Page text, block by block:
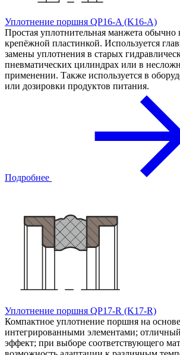
Уплотнение поршня QP16-A (K16-A)
Простая уплотнительная манжета обычно
крепёжной пластинкой. Используется
замены уплотнения в старых
пневматических цилиндрах или в
применении. Также используется в
или дозировки продуктов питания.
Подробнее
Уплотнение поршня QP17-R (K17-R)
Компактное уплотнение поршня на
интегрированными элементами;
эффект; при выборе соответствующего